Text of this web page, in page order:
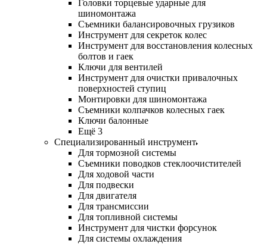
Головки торцевые ударные для
шиномонтажа
Съемники балансировочных грузиков
Инструмент для секреток колес
Инструмент для восстановления колесных
болтов и гаек
Ключи для вентилей
Инструмент для очистки привалочных
поверхностей ступиц
Монтировки для шиномонтажа
Съемники колпачков колесных гаек
Ключи балонные
Ещё 3
Специализированный инструмент
Для тормозной системы
Съемники поводков стеклоочистителей
Для ходовой части
Для подвески
Для двигателя
Для трансмиссии
Для топливной системы
Инструмент для чистки форсунок
Для системы охлаждения